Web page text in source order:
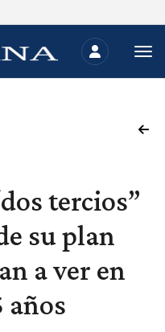
tercios”
su plan
a ver en
años